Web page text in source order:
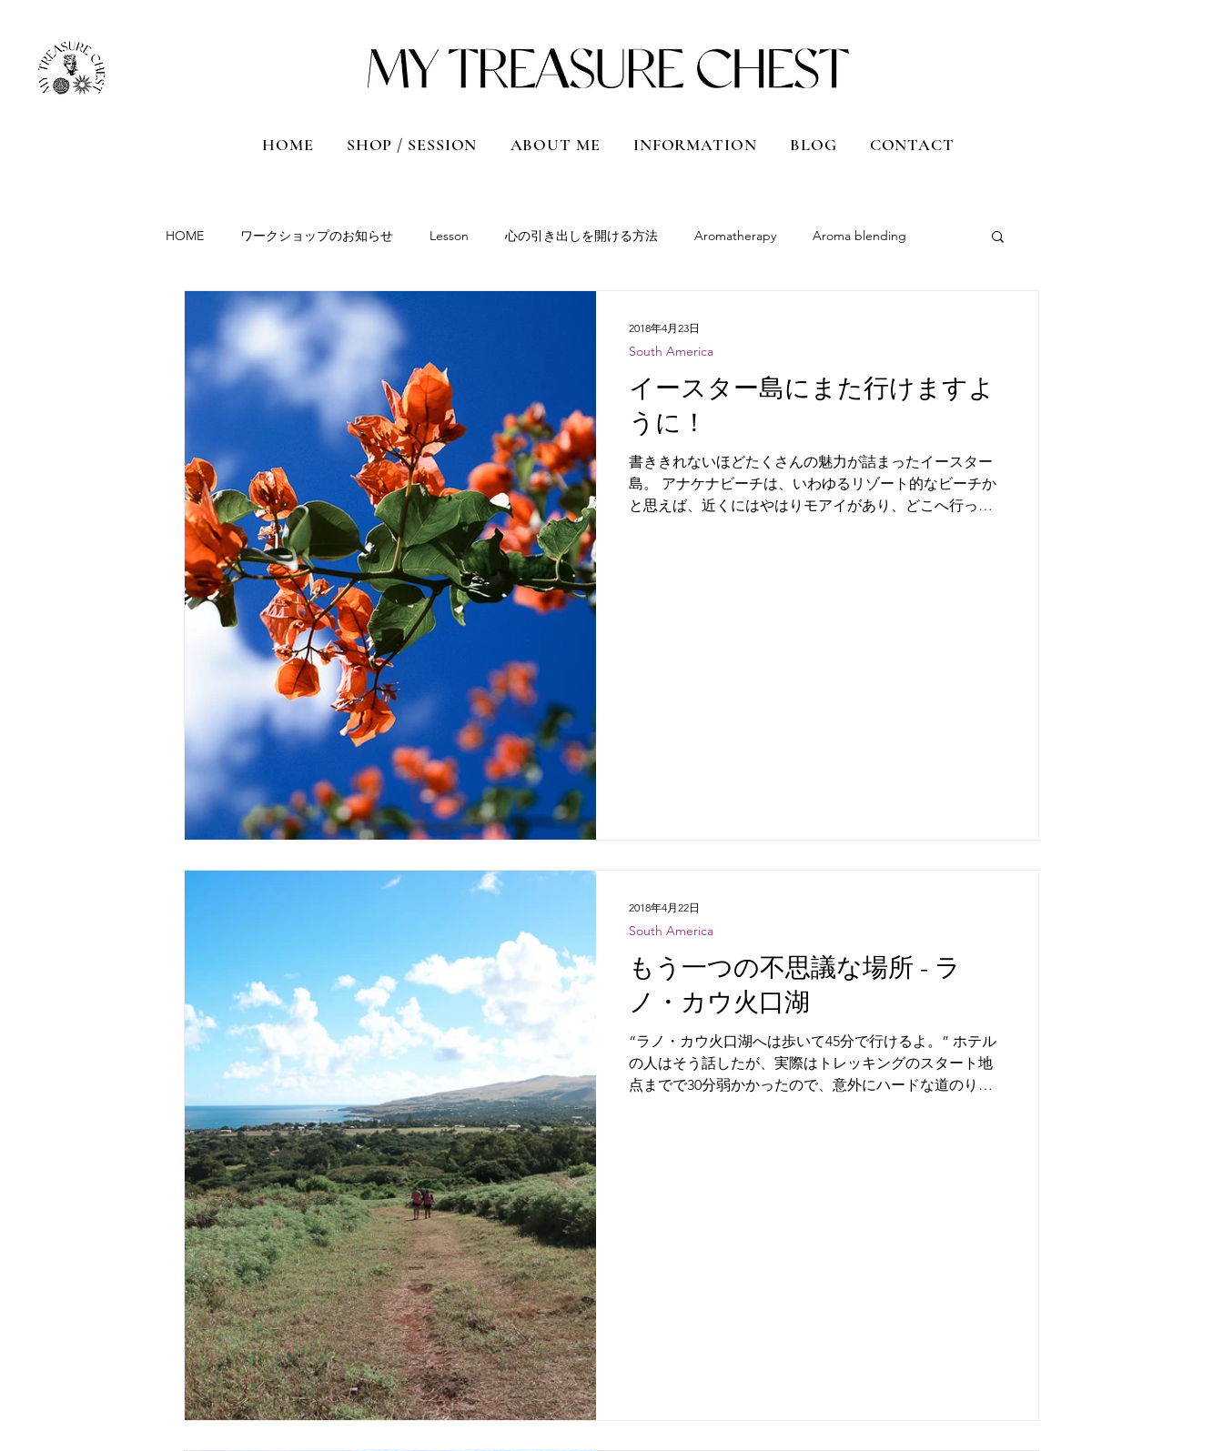
HOME SHOP / SESSION ABOUT ME INFORMATION BLOG CONTACT
HOME ワークショップのお知らせ Lesson 心の引き出しを開ける方法 Aromatherapy Aroma blending
Aromatherapy session Travel
France Malta Qatar Shanghai, China Hokkaido Japan Daily life
Camera Books About me Job Information India USA
イースター島にまた行けますよ
うに！
書ききれないほどたくさんの魅力が詰まったイースター
島。 アナケナビーチは、いわゆるリゾート的なビーチか
と思えば、近くにはやはりモアイがあり、どこへ行って
South America
2018年4月23日
もう一つの不思議な場所 - ラ
ノ・カウ火口湖
“ラノ・カウ火口湖へは歩いて45分で行けるよ。” ホテル
の人はそう話したが、実際はトレッキングのスタート地
点までで30分弱かかったので、意外にハードな道のりだ
South America
2018年4月22日